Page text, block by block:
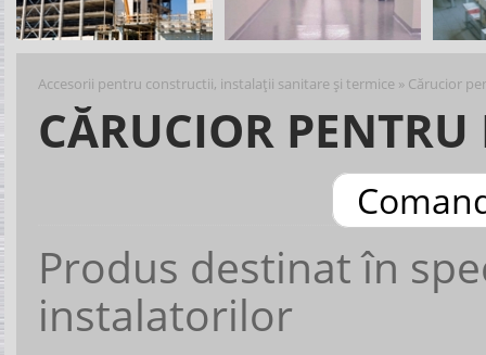
Accesorii pentru constructii, instalaţii sanitare şi termice » Cărucior
CĂRUCIOR
Produs destinat în
instalatorilor